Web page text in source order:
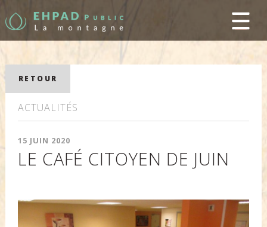
RETOUR
ACTUALITÉS
15 JUIN 2020
LE CAFÉ CITOYEN DE JUIN